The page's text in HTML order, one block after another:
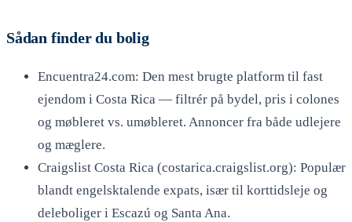
Sådan finder du bolig
Encuentra24.com: Den mest brugte platform til fast
ejendom i Costa Rica — filtrér på bydel, pris i colones
og møbleret vs. umøbleret. Annoncer fra både udlejere
og mæglere.
Craigslist Costa Rica (costarica.craigslist.org): Populær
blandt engelsktalende expats, især til korttidsleje og
deleboliger i Escazú og Santa Ana.